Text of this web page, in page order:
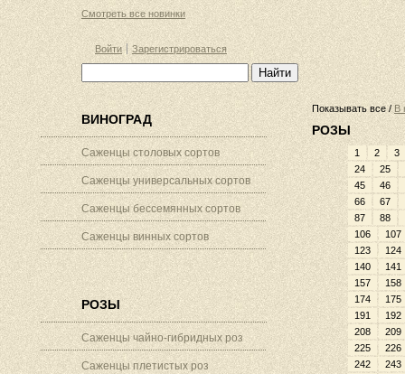
Смотреть все новинки
Войти Зарегистрироваться
ВИНОГРАД
Саженцы столовых сортов
Саженцы универсальных сортов
Саженцы бессемянных сортов
Саженцы винных сортов
РОЗЫ
Саженцы чайно-гибридных роз
Саженцы плетистых роз
Показывать все / В
РОЗЫ
1 2
3
24
25
45
46
66
67
87
88
106
107
123
124
140
141
157
158
174
175
191
192
208
209
225
226
242
243